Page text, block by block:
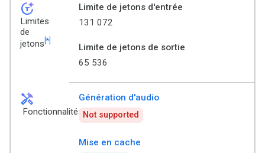
token_auto
Limites
de
jetons [*]
Limite de jetons d'entrée
131 072
Limite de jetons de sortie
65 536
handyman
Fonctionnalités
Génération d'audio
Not supported
Mise en cache